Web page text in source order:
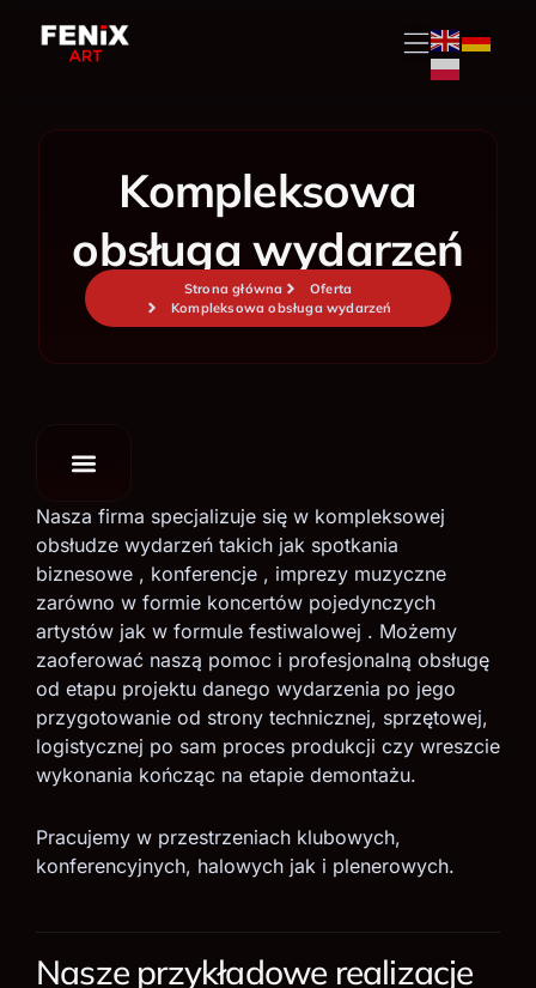
Kompleksowa
obsługa wydarzeń
Strona główna
Oferta
Kompleksowa obsługa wydarzeń
Nasza firma specjalizuje się w kompleksowej
obsłudze wydarzeń takich jak spotkania
biznesowe , konferencje , imprezy muzyczne
zarówno w formie koncertów pojedynczych
artystów jak w formule festiwalowej . Możemy
zaoferować naszą pomoc i profesjonalną obsługę
od etapu projektu danego wydarzenia po jego
przygotowanie od strony technicznej, sprzętowej,
logistycznej po sam proces produkcji czy wreszcie
wykonania kończąc na etapie demontażu.
Pracujemy w przestrzeniach klubowych,
konferencyjnych, halowych jak i plenerowych.
Nasze przykładowe realizacje